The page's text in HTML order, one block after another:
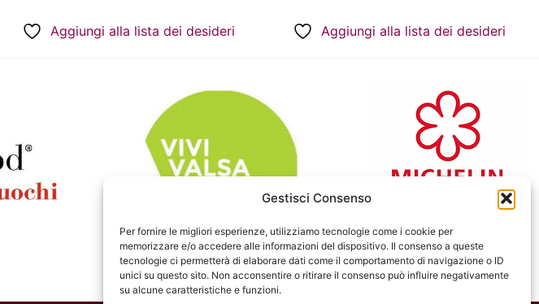
Gestisci Consenso
Per fornire le migliori esperienze, utilizziamo tecnologie come i cookie per
memorizzare e/o accedere alle informazioni del dispositivo. Il consenso a queste
tecnologie ci permetterà di elaborare dati come il comportamento di navigazione o ID
unici su questo sito. Non acconsentire o ritirare il consenso può influire negativamente
su alcune caratteristiche e funzioni.
Aggiungi alla lista dei desideri Aggiungi alla lista dei desideri